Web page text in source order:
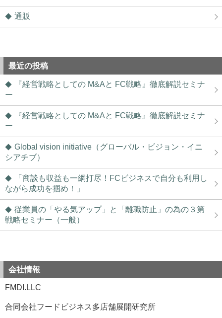
通販
最近の投稿
『経営戦略としての M&Aと FC戦略』徹底解説セミナ
ー
『経営戦略としての M&Aと FC戦略』徹底解説セミナ
ー
Global vision initiative（グローバル・ビジョン・イニ
シアチブ）
「商談も収益も一網打尽！FCビジネスで自分も利用し
ながら成功を掴め！」
従業員の「やる気アップ」と「離職防止」の為の３第
戦略セミナー（一般）
会社情報
FMDI.LLC
合同会社フードビジネス多店舗展開研究所